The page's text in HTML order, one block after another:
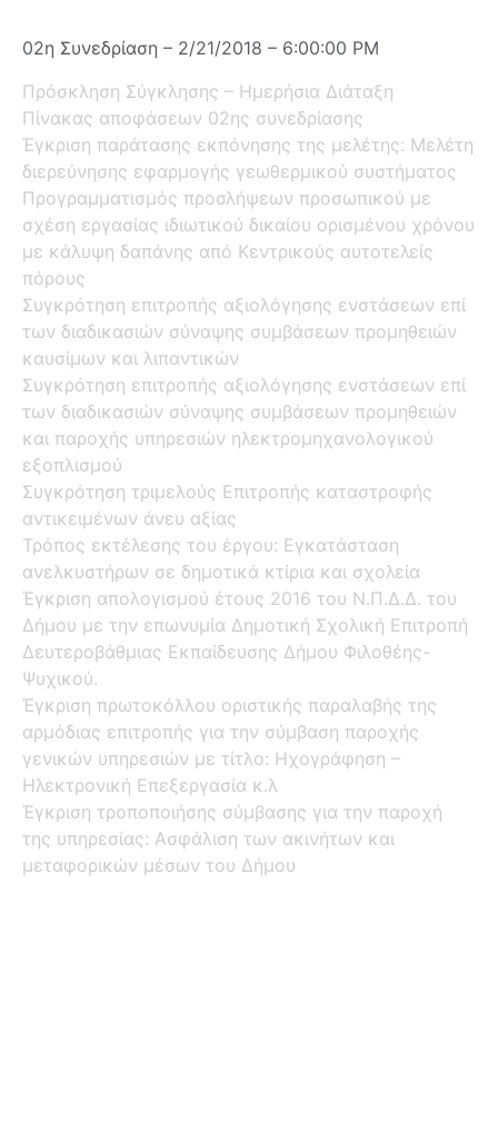
02η Συνεδρίαση – 2/21/2018 – 6:00:00 PM
Πρόσκληση Σύγκλησης – Ημερήσια Διάταξη
Πίνακας αποφάσεων 02ης συνεδρίασης
Έγκριση παράτασης εκπόνησης της μελέτης: Μελέτη
διερεύνησης εφαρμογής γεωθερμικού συστήματος
Προγραμματισμός προσλήψεων προσωπικού με
σχέση εργασίας ιδιωτικού δικαίου ορισμένου χρόνου
με κάλυψη δαπάνης από Κεντρικούς αυτοτελείς
πόρους
Συγκρότηση επιτροπής αξιολόγησης ενστάσεων επί
των διαδικασιών σύναψης συμβάσεων προμηθειών
καυσίμων και λιπαντικών
Συγκρότηση επιτροπής αξιολόγησης ενστάσεων επί
των διαδικασιών σύναψης συμβάσεων προμηθειών
και παροχής υπηρεσιών ηλεκτρομηχανολογικού
εξοπλισμού
Συγκρότηση τριμελούς Επιτροπής καταστροφής
αντικειμένων άνευ αξίας
Τρόπος εκτέλεσης του έργου: Εγκατάσταση
ανελκυστήρων σε δημοτικά κτίρια και σχολεία
Έγκριση απολογισμού έτους 2016 του Ν.Π.Δ.Δ. του
Δήμου με την επωνυμία Δημοτική Σχολική Επιτροπή
Δευτεροβάθμιας Εκπαίδευσης Δήμου Φιλοθέης-
Ψυχικού.
Έγκριση πρωτοκόλλου οριστικής παραλαβής της
αρμόδιας επιτροπής για την σύμβαση παροχής
γενικών υπηρεσιών με τίτλο: Ηχογράφηση –
Ηλεκτρονική Επεξεργασία κ.λ
Έγκριση τροποποιήσης σύμβασης για την παροχή
της υπηρεσίας: Ασφάλιση των ακινήτων και
μεταφορικών μέσων του Δήμου